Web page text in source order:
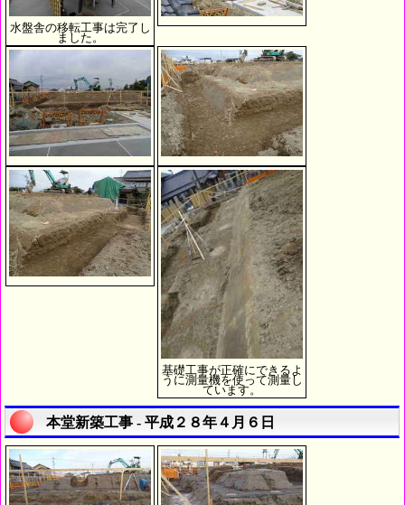
水盤舎の移転工事は完了し
ました。
基礎工事が正確にできるよ
うに測量機を使って測量し
ています。
本堂新築工事 - 平成２８年４月６日